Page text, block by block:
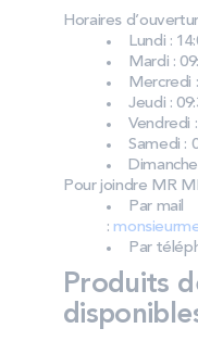
Horaires
Lundi :
Mardi :
Mercredi
Jeudi :
Vendredi
Samedi :
Pour joindre MR
Par mail
:
Par
Produits